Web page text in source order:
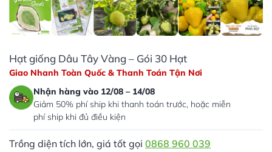
Hạt giống Dâu Tây Vàng – Gói 30 Hạt
Giao Nhanh Toàn Quốc & Thanh Toán Tận Nơi
Nhận hàng vào 12/08 – 14/08
Giảm 50% phí ship khi thanh toán trước, hoặc miễn
phí ship khi đủ điều kiện
Trồng diện tích lớn, giá tốt gọi 0868 960 039